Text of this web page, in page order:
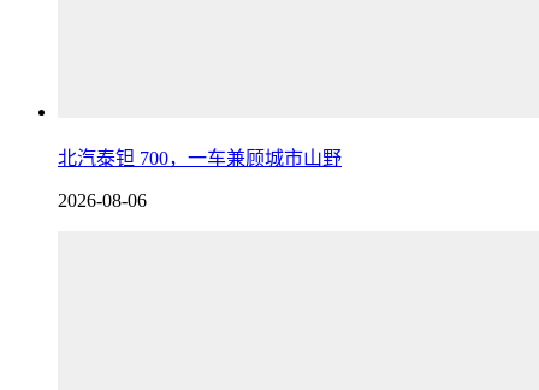
北汽泰钽 700，一车兼顾城市山野
2026-08-06